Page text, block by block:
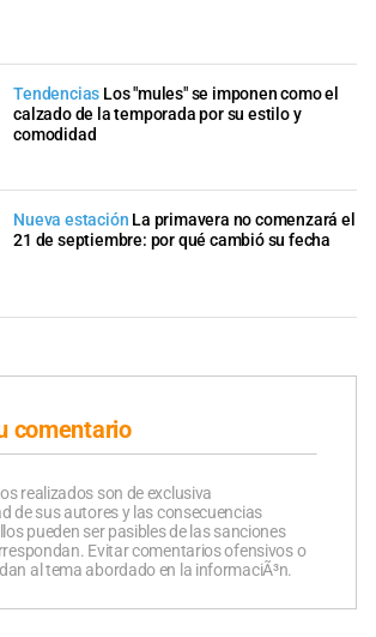
Tendencias Los "mules" se imponen como el
calzado de la temporada por su estilo y
comodidad
Nueva estación La primavera no comenzará el
21 de septiembre: por qué cambió su fecha
comentario
realizados son de exclusiva
de sus autores y las consecuencias
pueden ser pasibles de las sanciones
Evitar comentarios ofensivos o
al tema abordado en la informaciÃ³n.